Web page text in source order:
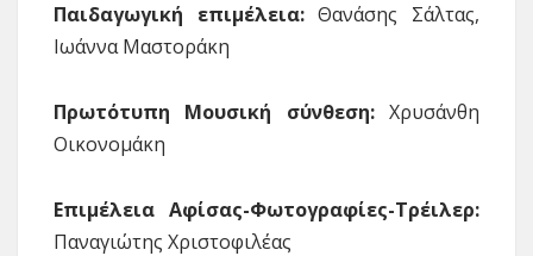
Παιδαγωγική επιμέλεια:Θανάσης Σάλτας,
Ιωάννα Μαστοράκη
Πρωτότυπη Μουσική σύνθεση:Χρυσάνθη
Οικονομάκη
Επιμέλεια Αφίσας-Φωτογραφίες-Τρέιλερ:
Παναγιώτης Χριστοφιλέας